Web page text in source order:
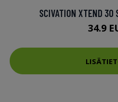
SCIVATION XTEND 30
34.9